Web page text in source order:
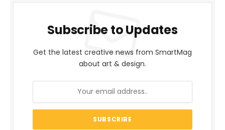
Subscribe to Updates
Get the latest creative news from SmartMag
about art & design.